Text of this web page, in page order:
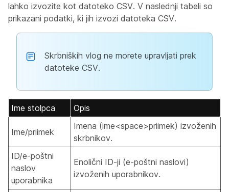
lahko izvozite kot datoteko CSV. V naslednji tabeli so
prikazani podatki, ki jih izvozi datoteka CSV.
Skrbniških vlog ne morete upravljati prek
datoteke CSV.
Ime stolpca Opis
Ime/priimek
Imena (ime<space>priimek) izvoženih
skrbnikov.
ID/e-poštni
naslov
uporabnika
Enolični ID-ji (e-poštni naslovi)
izvoženih uporabnikov.